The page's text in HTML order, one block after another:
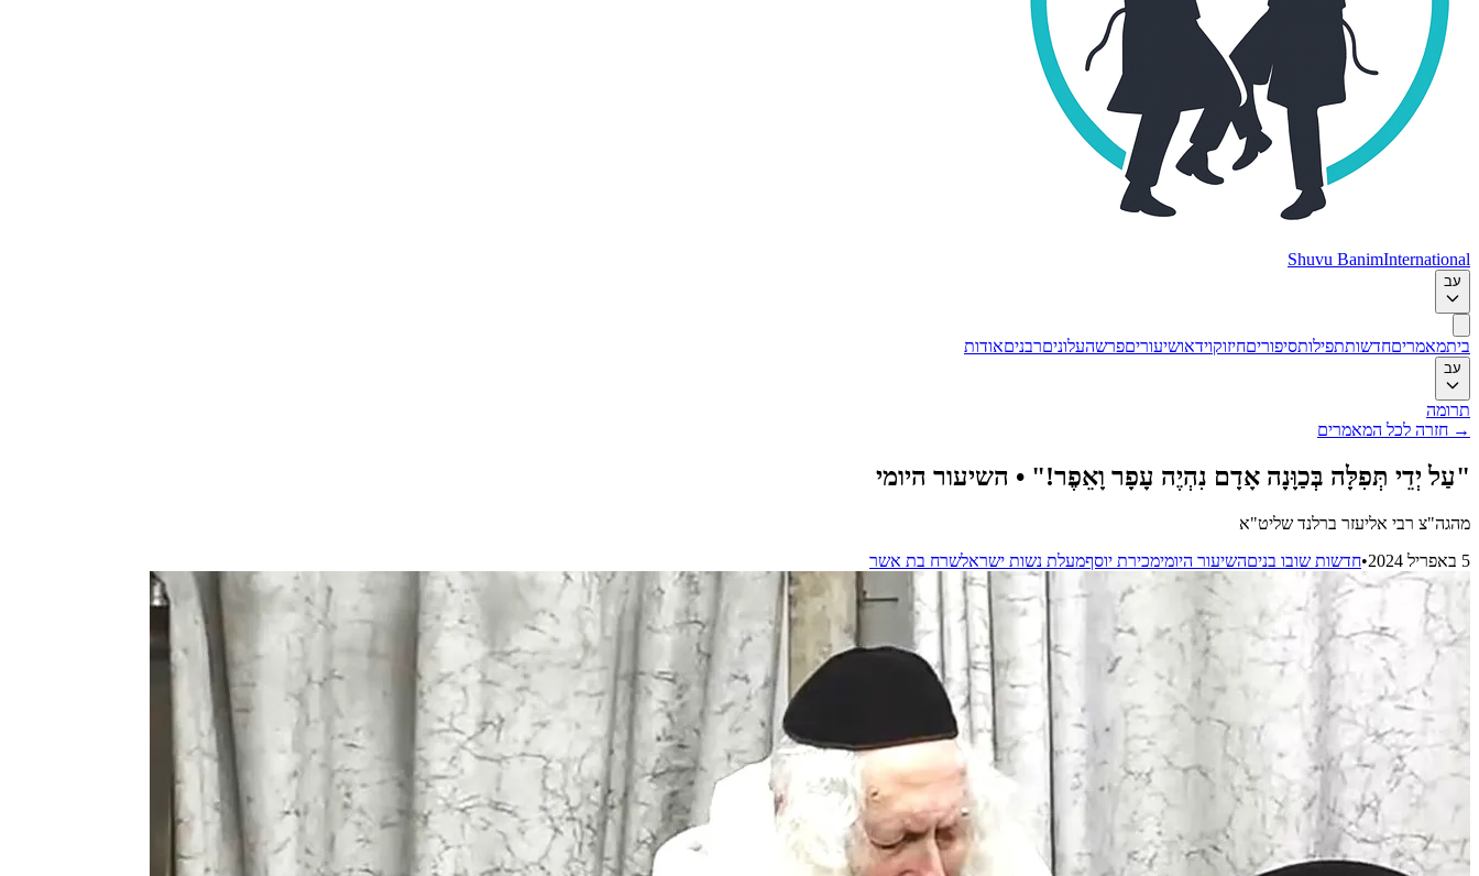
Shuvu BanimInternational
עב
ביתמאמריםחדשותתפילותסיפוריםחיזוקוידאושיעוריםפרשהעלוניםרבניםאודות
עב
תרומה
→ חזרה לכל המאמרים
"עַל יְדֵי תְּפִלָּה בְּכַוָּנָה אָדָם נִהְיֶה עָפָר וָאֵפֶר!" • השיעור היומי
מהגה"צ רבי אליעזר ברלנד שליט"א
5 באפריל 2024
•חדשות שובו בניםהשיעור היומימכירת יוסףמעלת נשות ישראלשרח בת אשר